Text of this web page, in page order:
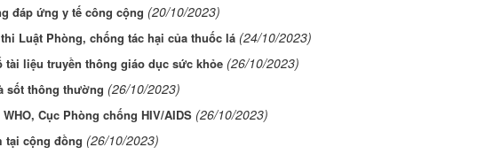
đáp ứng y tế công cộng (20/10/2023)
Luật Phòng, chống tác hại của thuốc lá (24/10/2023)
tài liệu truyền thông giáo dục sức khỏe (26/10/2023)
sốt thông thường (26/10/2023)
Cục Phòng chống HIV/AIDS (26/10/2023)
tại cộng đồng (26/10/2023)